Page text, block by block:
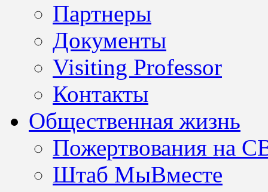
Партнеры
Документы
Visiting Professor
Контакты
Общественная жизнь
Пожертвования на
Штаб МыВместе